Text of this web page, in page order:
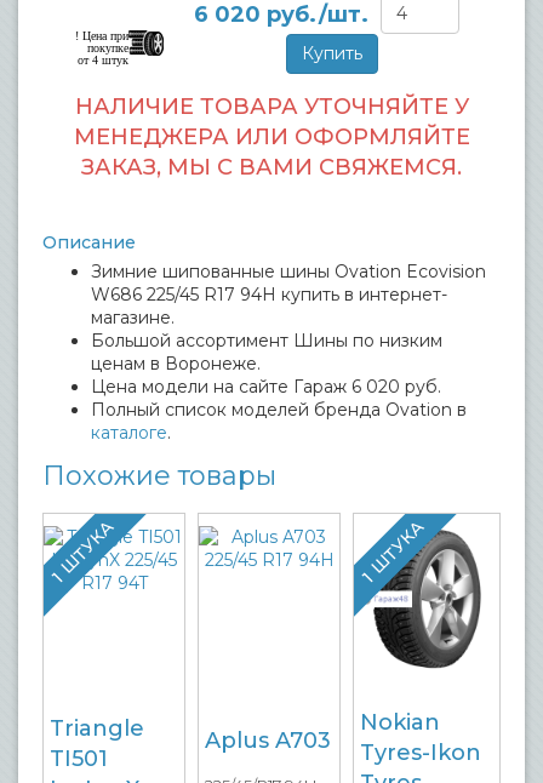
! Цена при
покупке
от 4 штук
6 020 руб./шт.
НАЛИЧИЕ ТОВАРА УТОЧНЯЙТЕ У
МЕНЕДЖЕРА ИЛИ ОФОРМЛЯЙТЕ
ЗАКАЗ, МЫ С ВАМИ СВЯЖЕМСЯ.
Описание
Зимние шипованные шины Ovation Ecovision
W686 225/45 R17 94H купить в интернет-
магазине.
Большой ассортимент Шины по низким
ценам в Воронеже.
Цена модели на сайте Гараж 6 020 руб.
Полный список моделей бренда Ovation в
каталоге.
Похожие товары
1 ШТУКА
Triangle
TI501
Aplus A703
1 ШТУКА
Nokian
Tyres-Ikon